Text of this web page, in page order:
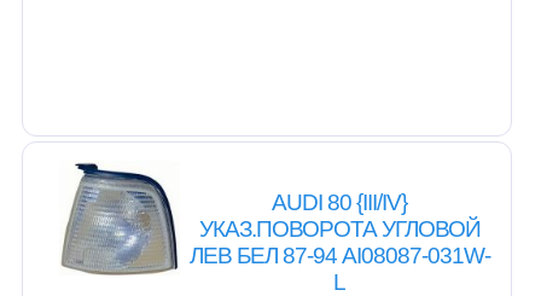
AUDI 80 {III/IV}
УКАЗ.ПОВОРОТА УГЛОВОЙ
ЛЕВ БЕЛ 87-94 AI08087-031W-
L